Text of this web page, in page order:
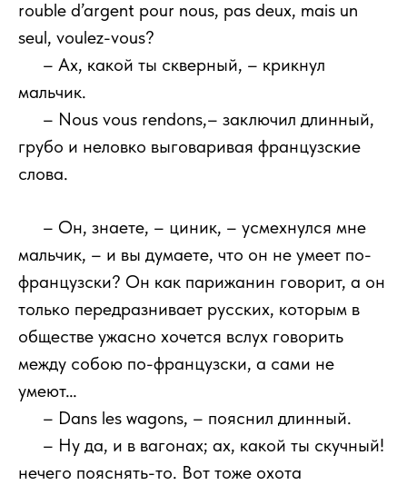
rouble d’argent pour nous, pas deux, mais un
seul, voulez-vous?
– Ах, какой ты скверный, – крикнул
мальчик.
– Nous vous rendons,– заключил длинный,
грубо и неловко выговаривая французские
слова.
– Он, знаете, – циник, – усмехнулся мне
мальчик, – и вы думаете, что он не умеет по-
французски? Он как парижанин говорит, а он
только передразнивает русских, которым в
обществе ужасно хочется вслух говорить
между собою по-французски, а сами не
умеют…
– Dans les wagons, – пояснил длинный.
– Ну да, и в вагонах; ах, какой ты скучный!
нечего пояснять-то. Вот тоже охота